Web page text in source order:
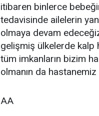
itibaren binlerce
tedavisinde ailelerin
olmaya devam
gelişmiş ülkelerde kalp
tüm imkanların bizim
olmanın da
AA